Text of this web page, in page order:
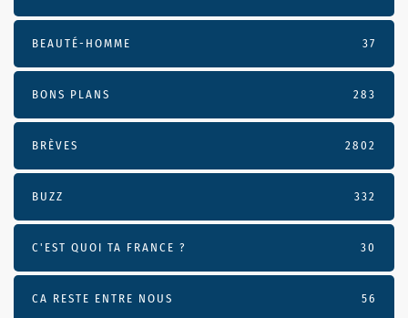
BEAUTÉ-HOMME 37
BONS PLANS 283
BRÈVES 2802
BUZZ 332
C'EST QUOI TA FRANCE ? 30
CA RESTE ENTRE NOUS 56